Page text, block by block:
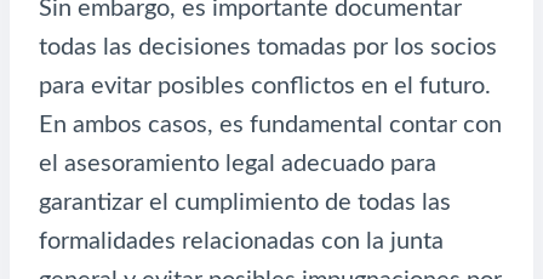
Sin embargo, es importante documentar
todas las decisiones tomadas por los socios
para evitar posibles conflictos en el futuro.
En ambos casos, es fundamental contar con
el asesoramiento legal adecuado para
garantizar el cumplimiento de todas las
formalidades relacionadas con la junta